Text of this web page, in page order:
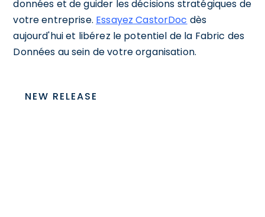
données et de guider les décisions stratégiques de
votre entreprise. Essayez CastorDoc dès
aujourd'hui et libérez le potentiel de la Fabric des
Données au sein de votre organisation.
NEW RELEASE